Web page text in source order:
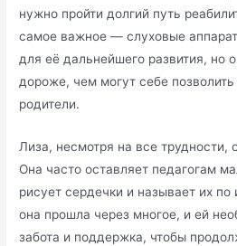
нужно пройти долгий путь
самое важное — слуховые
для её дальнейшего развития, но
дороже, чем могут себе
родители.
Лиза, несмотря на все трудности,
Она часто оставляет педагогам
рисует сердечки и называет их
она прошла через многое, и ей
забота и поддержка, чтобы